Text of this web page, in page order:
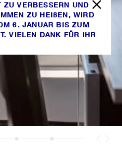
ZU VERBESSERN UND
ZU HEIßEN, WIRD
6. JANUAR BIS ZUM
VIELEN DANK FÜR IHR